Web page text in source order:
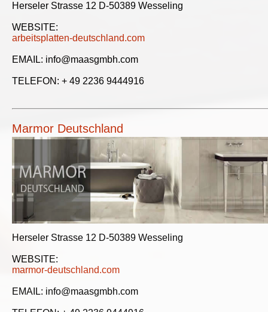
Herseler Strasse 12 D-50389 Wesseling
WEBSITE:
arbeitsplatten-deutschland.com
EMAIL: info@maasgmbh.com
TELEFON: + 49 2236 9444916
Marmor Deutschland
Herseler Strasse 12 D-50389 Wesseling
WEBSITE:
marmor-deutschland.com
EMAIL: info@maasgmbh.com